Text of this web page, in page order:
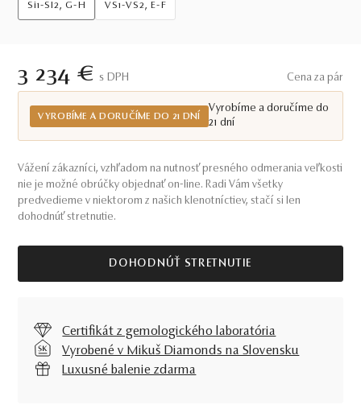
Si1-SI2, G-H VS1-VS2, E-F
3 234 € S DPH Cena za pár
VYROBÍME A DORUČÍME DO 21 DNÍ
Vyrobíme a doručíme do
21 dní
Vážení zákazníci, vzhľadom na nutnosť presného odmerania veľkosti
nie je možné obrúčky objednať on-line. Radi Vám všetky
predvedieme v niektorom z našich klenotníctiev, stačí si len
dohodnúť stretnutie.
DOHODNÚŤ STRETNUTIE
Certifikát z gemologického laboratória
Vyrobené v Mikuš Diamonds na Slovensku
Luxusné balenie zdarma